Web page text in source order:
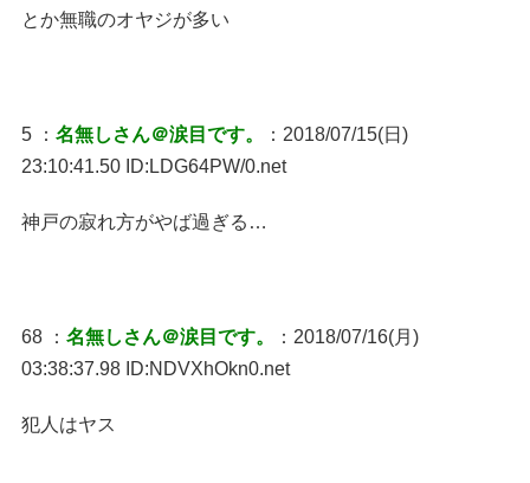
とか無職のオヤジが多い
5 ： 名無しさん＠涙目です。
：2018/07/15(日)
23:10:41.50 ID:LDG64PW/0.net
神戸の寂れ方がやば過ぎる…
68 ： 名無しさん＠涙目です。
：2018/07/16(月)
03:38:37.98 ID:NDVXhOkn0.net
犯人はヤス